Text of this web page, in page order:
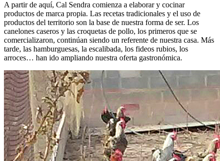
A partir de aquí, Cal Sendra comienza a elaborar y cocinar
productos de marca propia. Las recetas tradicionales y el uso de
productos del territorio son la base de nuestra forma de ser. Los
canelones caseros y las croquetas de pollo, los primeros que se
comercializaron, continúan siendo un referente de nuestra casa. Más
tarde, las hamburguesas, la escalibada, los fideos rubios, los
arroces… han ido ampliando nuestra oferta gastronómica.